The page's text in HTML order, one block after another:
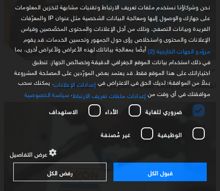
أخبار لبنان
اقتصاد لبنان ينزف مليارات الدولارات بسبب الحرب
نحن وشركاؤنا نستخدم ملفات تعريف الارتباط وتقنيات مشابهة لتخزين المعلومات
على جهازك والوصول إليها ومعالجة البيانات الشخصية مثل عنوان IP والمعرّفات
الفريدة وبيانات التصفح، وذلك من أجل الإعلانات والمحتوى المخصّصين وقياس
الإعلانات والمحتوى واستخلاص رؤى حول الجمهور وتحسين الخدمات. قد يقوم
مزوّدو الجهات الخارجية (2)
أيضًا بمعالجة بياناتك لهذه الأغراض ولأغراض أخرى، بما
في ذلك استخدام بيانات الموقع الجغرافي الدقيقة وخصائص الجهاز. تنطبق
اختياراتك على هذا الموقع فقط. قد يعتمد بعض المورّدين على المصلحة المشروعة
بدلاً من الموافقة؛ لديك الحق في الاعتراض في إعدادات الإعلانات . يمكنك سحب
موافقتك في أي وقت من إعدادات ملفات تعريف الارتباط سياسة الخصوصية
ضروري للغاية
الأداء الاستهداف
الوظيفية غير مُصنفة
عرض التفاصيل
قبول الكل
رفض الكل